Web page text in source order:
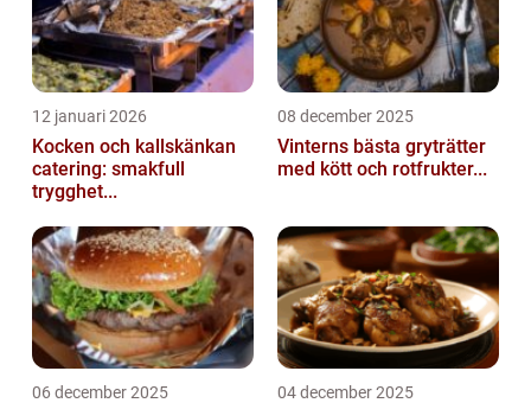
12 januari 2026
Kocken och kallskänkan
catering: smakfull
trygghet...
08 december 2025
Vinterns bästa gryträtter
med kött och rotfrukter...
06 december 2025 04 december 2025